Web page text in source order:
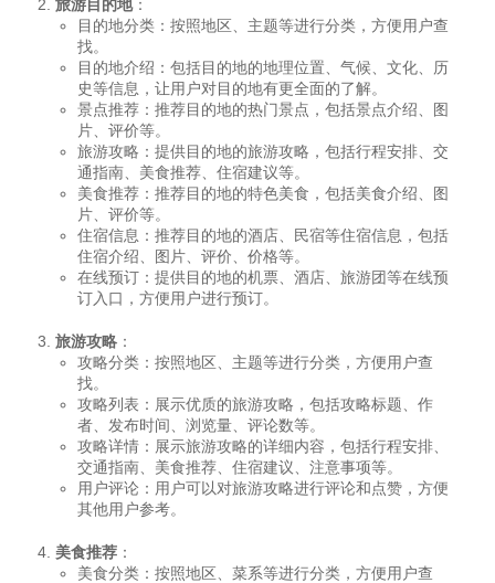
旅游目的地：
目的地分类：按照地区、主题等进行分类，方便用户查
找。
目的地介绍：包括目的地的地理位置、气候、文化、历
史等信息，让用户对目的地有更全面的了解。
景点推荐：推荐目的地的热门景点，包括景点介绍、图
片、评价等。
旅游攻略：提供目的地的旅游攻略，包括行程安排、交
通指南、美食推荐、住宿建议等。
美食推荐：推荐目的地的特色美食，包括美食介绍、图
片、评价等。
住宿信息：推荐目的地的酒店、民宿等住宿信息，包括
住宿介绍、图片、评价、价格等。
在线预订：提供目的地的机票、酒店、旅游团等在线预
订入口，方便用户进行预订。
旅游攻略 ：
攻略分类：按照地区、主题等进行分类，方便用户查
找。
攻略列表：展示优质的旅游攻略，包括攻略标题、作
者、发布时间、浏览量、评论数等。
攻略详情：展示旅游攻略的详细内容，包括行程安排、
交通指南、美食推荐、住宿建议、注意事项等。
用户评论：用户可以对旅游攻略进行评论和点赞，方便
其他用户参考。
美食推荐 ：
美食分类：按照地区、菜系等进行分类，方便用户查